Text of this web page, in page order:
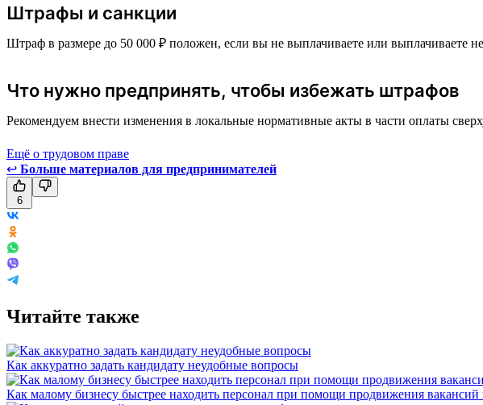
Штрафы и санкции
Штраф в размере до 50 000 ₽ положен, если вы не выплачиваете или выплачиваете
Что нужно предпринять, чтобы избежать штрафов
Рекомендуем внести изменения в локальные нормативные акты в части оплаты
Ещё о трудовом праве
↩ Больше материалов для предпринимателей
6
Читайте также
Как аккуратно задать кандидату неудобные вопросы
Как малому бизнесу быстрее находить персонал при помощи продвижения вакансий